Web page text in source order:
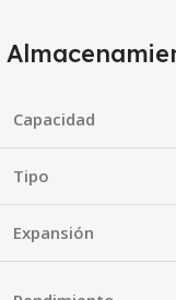
Capacidad
Tipo
Expansión